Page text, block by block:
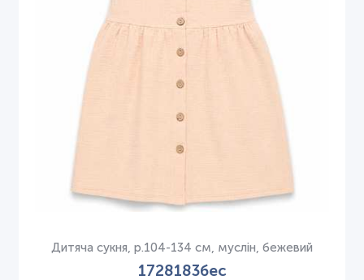
Дитяча сукня, р.104-134 см, муслін, бежевий
1728183бес